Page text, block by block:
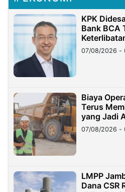
KPK
Bank BCA
Hilangnya
Miliar
07/08/2026 -
Biaya
Terus
yang Jadi
07/08/2026 -
LMPP
Dana CSR